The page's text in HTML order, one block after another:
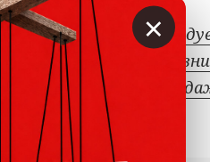
Почему не
Колоссальная
реферальные
×